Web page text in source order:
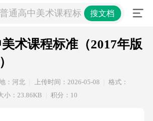
普通高中美术课程标准（2017年版
搜文档
术课程标准（2017年版
：河北 上传时间：2026-05-08
格式：
小：23.86KB 积分：10